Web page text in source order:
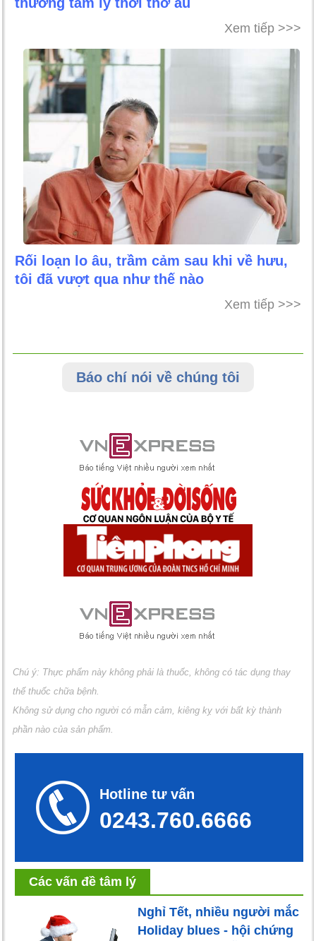
Xem tiếp >>>
Rối loạn lo âu, trầm cảm sau khi về hưu,
tôi đã vượt qua như thế nào
Xem tiếp >>>
Báo chí nói về chúng tôi
Chú ý: Thực phẩm này không phải là thuốc, không có tác dụng thay
thế thuốc chữa bệnh.
Không sử dụng cho người có mẫn cảm, kiêng kỵ với bất kỳ thành
phần nào của sản phẩm.
Hotline tư vấn
0243.760.6666
Các vấn đề tâm lý
Nghỉ Tết, nhiều người mắc
Holiday blues - hội chứng